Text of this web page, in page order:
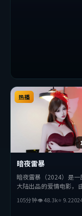
热播
暗夜雷暴
暗夜雷暴（2024）是一
大陆出品的爱情电影，
主演。影片在叙事与视
105分钟👁48.3k⭐ 9.2